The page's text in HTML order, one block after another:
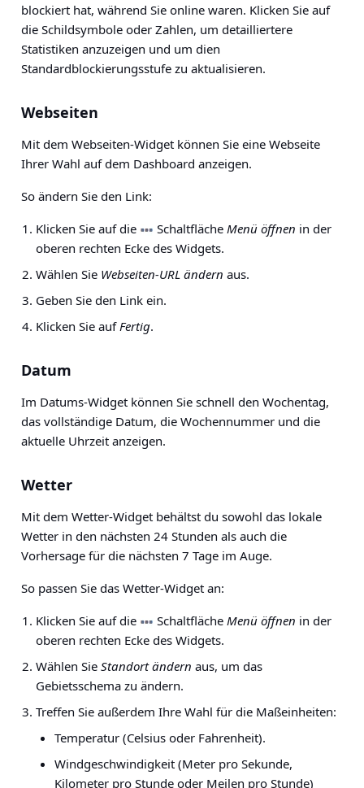
blockiert hat, während Sie online waren. Klicken Sie auf
die Schildsymbole oder Zahlen, um detailliertere
Statistiken anzuzeigen und um dien
Standardblockierungsstufe zu aktualisieren.
Webseiten
Mit dem Webseiten-Widget können Sie eine Webseite
Ihrer Wahl auf dem Dashboard anzeigen.
So ändern Sie den Link:
Klicken Sie auf die
Schaltfläche Menü öffnen in der
oberen rechten Ecke des Widgets.
Wählen Sie Webseiten-URL ändern aus.
Geben Sie den Link ein.
Klicken Sie auf Fertig.
Datum
Im Datums-Widget können Sie schnell den Wochentag,
das vollständige Datum, die Wochennummer und die
aktuelle Uhrzeit anzeigen.
Wetter
Mit dem Wetter-Widget behältst du sowohl das lokale
Wetter in den nächsten 24 Stunden als auch die
Vorhersage für die nächsten 7 Tage im Auge.
So passen Sie das Wetter-Widget an:
Klicken Sie auf die
Schaltfläche Menü öffnen in der
oberen rechten Ecke des Widgets.
Wählen Sie Standort ändern aus, um das
Gebietsschema zu ändern.
Treffen Sie außerdem Ihre Wahl für die Maßeinheiten:
Temperatur (Celsius oder Fahrenheit).
Windgeschwindigkeit (Meter pro Sekunde,
Kilometer pro Stunde oder Meilen pro Stunde)